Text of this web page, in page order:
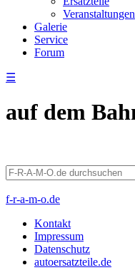
Veranstaltungen
Galerie
Service
Forum
☰
auf dem
f-r-a-m-o.de
Kontakt
Impressum
Datenschutz
autoersatzteile.de